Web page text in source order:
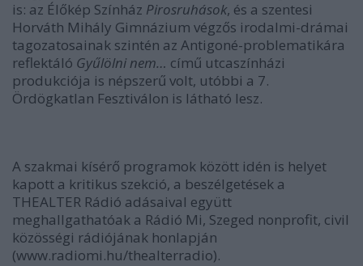
is: az Élőkép Színház Pirosruhások, és a szentesi
Horváth Mihály Gimnázium végzős irodalmi-drámai
tagozatosainak szintén az Antigoné-problematikára
reflektáló Gyűlölni nem… című utcaszínházi
produkciója is népszerű volt, utóbbi a 7.
Ördögkatlan Fesztiválon is látható lesz.
A szakmai kísérő programok között idén is helyet
kapott a kritikus szekció, a beszélgetések a
THEALTER Rádió adásaival együtt
meghallgathatóak a Rádió Mi, Szeged nonprofit, civil
közösségi rádiójának honlapján
(www.radiomi.hu/thealterradio).